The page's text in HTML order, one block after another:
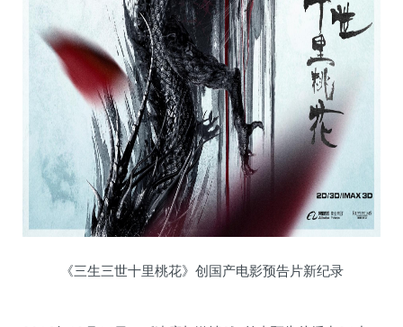
《三生三世十里桃花》创国产电影预告片新纪录